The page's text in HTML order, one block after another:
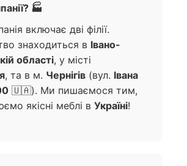
🏭
включає дві філії.
знаходиться в Івано-
області, у місті
, та в м. Чернігів (вул. Івана
🇺🇦). Ми пишаємося тим,
якісні меблі в Україні!